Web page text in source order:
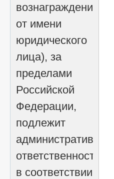
вознаграждение
от имени
юридического
лица), за
пределами
Российской
Федерации,
подлежит
административной
ответственности
в соответствии